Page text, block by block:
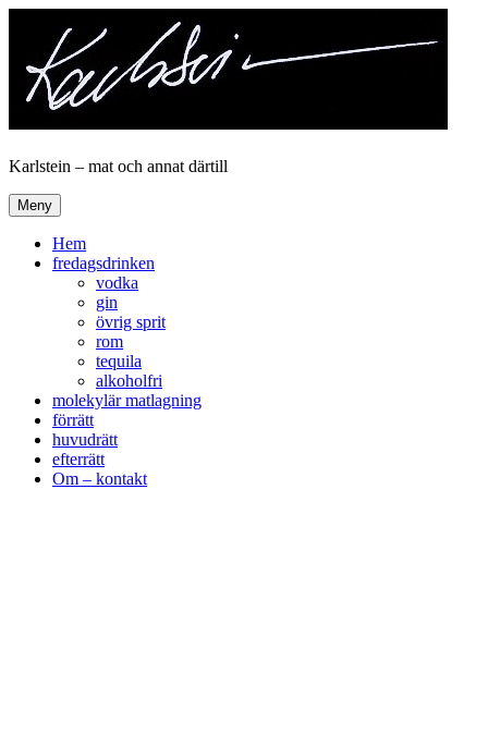
innehåll
Karlstein – mat och annat därtill
Meny
Hem
fredagsdrinken
vodka
gin
övrig sprit
rom
tequila
alkoholfri
molekylär matlagning
förrätt
huvudrätt
efterrätt
Om – kontakt